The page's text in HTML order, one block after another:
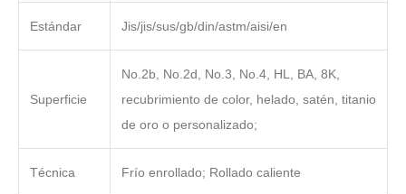
Estándar Jis/jis/sus/gb/din/astm/aisi/en
Superficie
No.2b, No.2d, No.3, No.4, HL, BA, 8K,
recubrimiento de color, helado, satén, titanio
de oro o personalizado;
Técnica Frío enrollado; Rollado caliente